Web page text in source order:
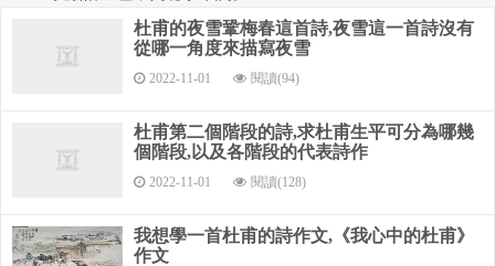
兀兀遂至今，忍為塵埃沒。
終愧巢與由，未能易其節。
沈飲聊自適，放歌頗愁絕。
歲暮百草零，疾風高岡裂。
霜嚴衣帶斷，指直不得結。
杜甫的夜雪鞏梅春這首詩,夜雪這一首詩沒有
從哪一角度來描寫夜雪
2022-11-01 閱讀(94)
杜甫第二個階段的詩,求杜甫生平可分為哪幾
個階段,以及各階段的代表詩作
2022-11-01 閱讀(128)
我想學一首杜甫的詩作文,《我心中的杜甫》
作文